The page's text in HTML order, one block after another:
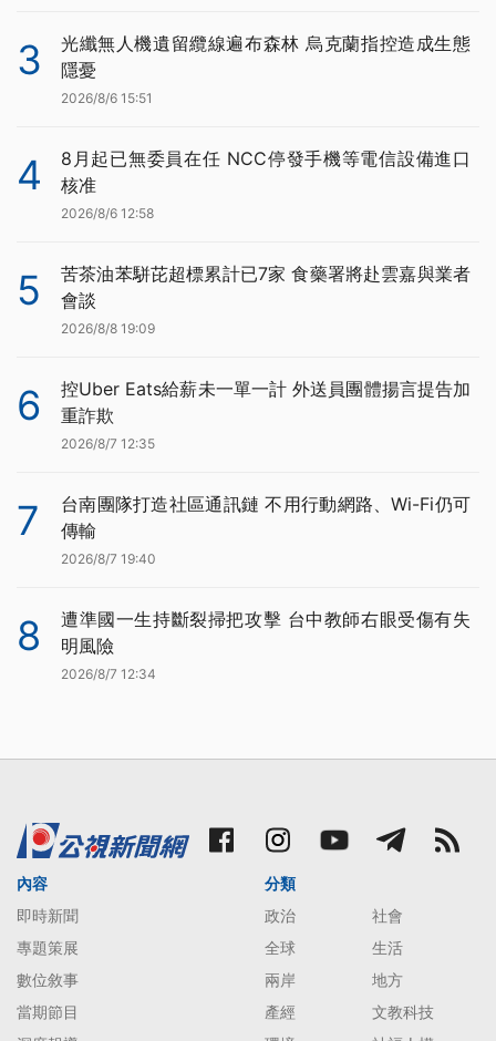
3
光纖無人機遺留纜線遍布森林 烏克蘭指控造成生態
隱憂
2026/8/6 15:51
4
8月起已無委員在任 NCC停發手機等電信設備進口
核准
2026/8/6 12:58
5
苦茶油苯駢芘超標累計已7家 食藥署將赴雲嘉與業者
會談
2026/8/8 19:09
6
控Uber Eats給薪未一單一計 外送員團體揚言提告加
重詐欺
2026/8/7 12:35
7
台南團隊打造社區通訊鏈 不用行動網路、Wi-Fi仍可
傳輸
2026/8/7 19:40
8
遭準國一生持斷裂掃把攻擊 台中教師右眼受傷有失
明風險
2026/8/7 12:34
內容
即時新聞
專題策展
數位敘事
當期節目
分類
政治
社會
全球
生活
兩岸
地方
產經
文教科技